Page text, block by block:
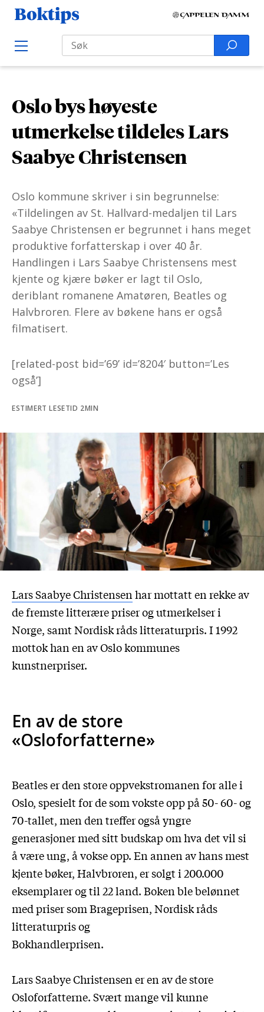
B
o
k
t
p
s
O
p
e
e
n
e
c
h
f
o
:
Search
Oslo bys høyeste
utmerkelse tildeles Lars
Saabye Christensen
Oslo kommune skriver i sin begrunnelse:
«Tildelingen av St. Hallvard-medaljen til Lars
Saabye Christensen er begrunnet i hans meget
produktive forfatterskap i over 40 år.
Handlingen i Lars Saabye Christensens mest
kjente og kjære bøker er lagt til Oslo,
deriblant romanene Amatøren, Beatles og
Halvbroren. Flere av bøkene hans er også
filmatisert.
[related-post bid=’69’ id=’8204′ button=’Les
også’]
ESTIMERT LESETID 2MIN
Lars Saabye Christensenhar mottatt en rekke av
de fremste litterære priser og utmerkelser i
Norge, samt Nordisk råds litteraturpris. I 1992
mottok han en av Oslo kommunes
kunstnerpriser.
En av de store
«Osloforfatterne»
Beatles er den store oppvekstromanen for alle i
Oslo, spesielt for de som vokste opp på 50- 60- og
70-tallet, men den treffer også yngre
generasjoner med sitt budskap om hva det vil si
å være ung, å vokse opp. En annen av hans mest
kjente bøker, Halvbroren, er solgt i 200.000
eksemplarer og til 22 land. Boken ble belønnet
med priser som Brageprisen, Nordisk råds
litteraturpris og
Bokhandlerprisen.
Lars Saabye Christensen er en av de store
Osloforfatterne. Svært mange vil kunne